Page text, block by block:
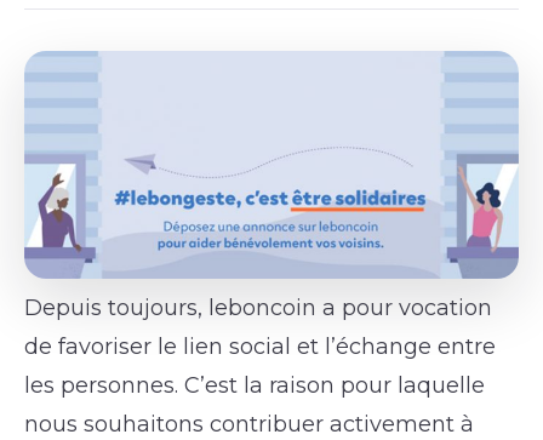
Depuis toujours, leboncoin a pour vocation
de favoriser le lien social et l’échange entre
les personnes. C’est la raison pour laquelle
nous souhaitons contribuer activement à